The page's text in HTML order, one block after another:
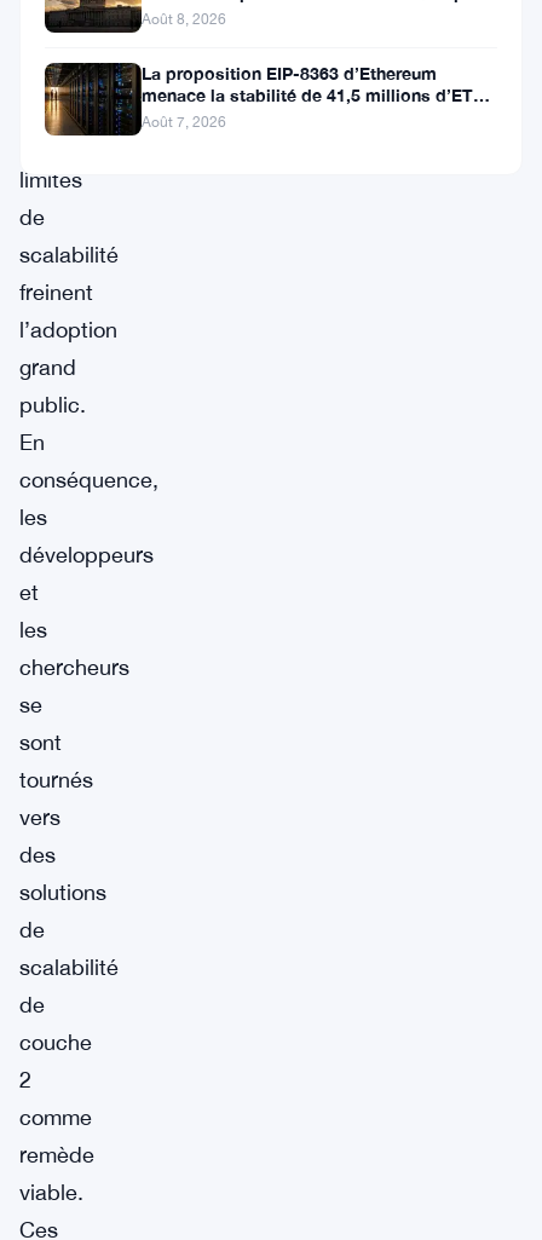
potentiel
transformateur,
leurs
limites
de
scalabilité
freinent
l’adoption
grand
public.
En
conséquence,
les
développeurs
et
les
chercheurs
se
sont
tournés
vers
des
solutions
de
scalabilité
de
couche
2
comme
remède
viable.
Ces
avant la pause du Sénat
Août 8, 2026
La proposition EIP-8363 d’Ethereum
menace la stabilité de 41,5 millions d’ETH
stakés et de la DeFi
Août 7, 2026